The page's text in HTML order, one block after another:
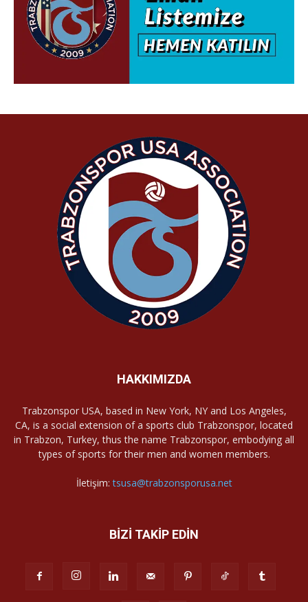
HAKKIMIZDA
Trabzonspor USA, based in New York, NY and Los Angeles,
CA, is a social extension of a sports club Trabzonspor, located
in Trabzon, Turkey, thus the name Trabzonspor, embodying all
types of sports for their men and women members.
İletişim:tsusa@trabzonsporusa.net
BİZİ TAKİP EDİN